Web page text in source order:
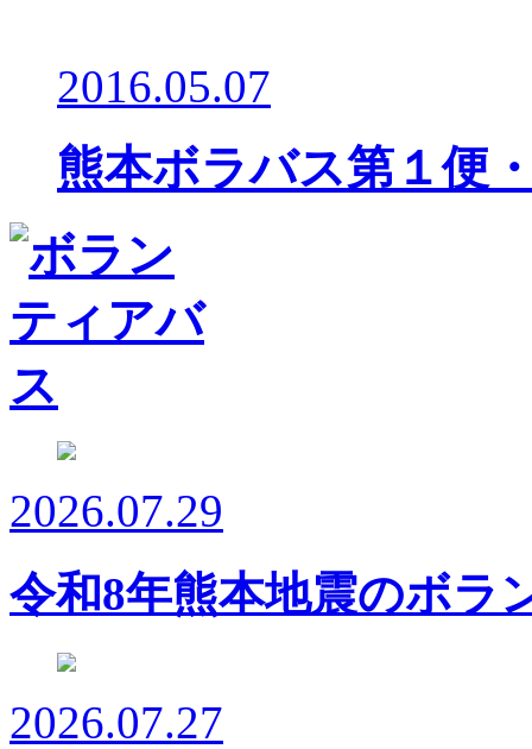
2016.05.07
熊本ボラバス第１便
2026.07.29
令和8年熊本地震のボラ
2026.07.27